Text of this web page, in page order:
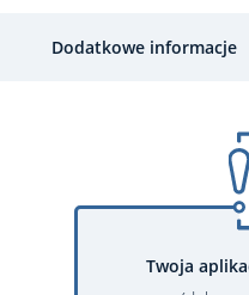
Dodatkowe informacje
Twoja